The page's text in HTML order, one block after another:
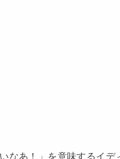
なあ！」を意味するイデ